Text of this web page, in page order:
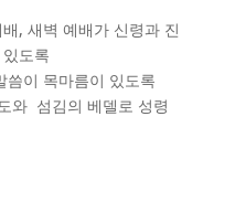
, 새벽 예배가 신령과 진
도록
이 목마름이 있도록
와 섬김의 베델로 성령